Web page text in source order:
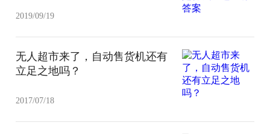
2019/09/19
无人超市来了，自动售货机还有
立足之地吗？
2017/07/18